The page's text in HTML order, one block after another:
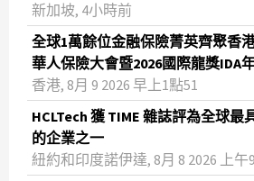
新加坡, 4小時前
全球1萬餘位金融保險菁英齊聚香
華人保險大會暨2026國際龍獎IDA
香港, 8月 9 2026 早上1點51
HCLTech 獲 TIME 雜誌評為全球最
的企業之一
紐約和印度諾伊達, 8月 8 2026 上午